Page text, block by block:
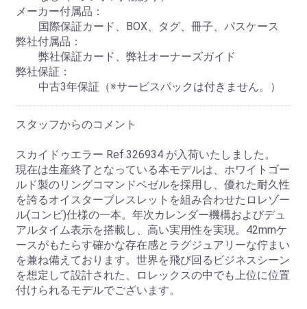
メーカー付属品：
国際保証カード、BOX、タグ、冊子、パスケース
弊社付属品：
弊社保証カード、弊社オーナーズガイド
弊社保証：
中古3年保証（※サービスパックは付きません。）
スタッフからのコメント
スカイドゥエラー Ref.326934 が入荷いたしました。
現在は生産終了となっている本モデルは、ホワイトゴー
ルド製のリングコマンドベゼルを採用し、優れた耐久性
を誇るオイスターブレスレットを組み合わせたロレゾー
ル(コンビ)仕様の一本。年次カレンダー機構およびデュ
アルタイム表示を搭載し、高い実用性を実現。42mmケ
ースがもたらす確かな存在感とラグジュアリーな佇まい
を兼ね備えております。世界を飛び回るビジネスシーン
を想定して設計された、ロレックスの中でも上位に位置
付けられるモデルでございます。